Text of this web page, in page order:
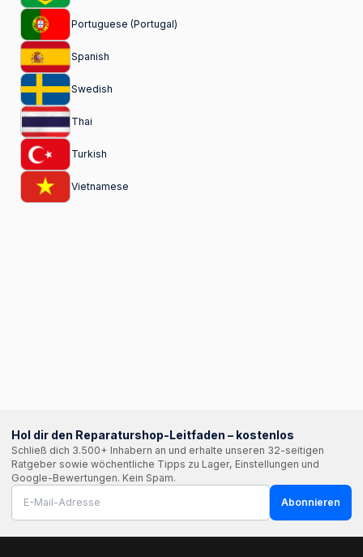
Portuguese (Portugal)
Spanish
Swedish
Thai
Turkish
Vietnamese
Hol dir den Reparaturshop-Leitfaden – kostenlos
Schließ dich 3.500+ Inhabern an und erhalte unseren 32-seitigen
Ratgeber sowie wöchentliche Tipps zu Lager, Einstellungen und
Google-Bewertungen. Kein Spam.
Abonnieren